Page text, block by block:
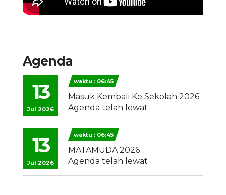
Agenda
13
Jul 2026
waktu : 06:45
Masuk Kembali Ke Sekolah 2026
Agenda telah lewat
13
Jul 2026
waktu : 06:45
MATAMUDA 2026
Agenda telah lewat